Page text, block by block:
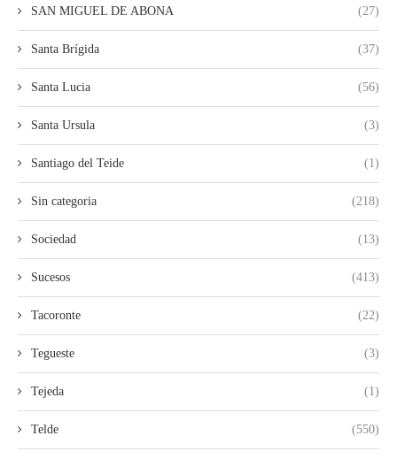
SAN MIGUEL DE ABONA (27)
Santa Brígida (37)
Santa Lucia (56)
Santa Ursula (3)
Santiago del Teide (1)
Sin categoria (218)
Sociedad (13)
Sucesos (413)
Tacoronte (22)
Tegueste (3)
Tejeda (1)
Telde (550)